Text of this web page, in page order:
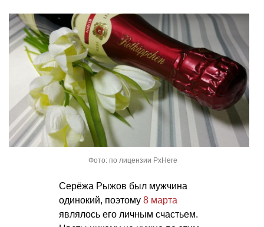
Фото: по лицензии PxHere
Серёжа Рыжов был мужчина
одинокий, поэтому 8 марта
являлось его личным счастьем.